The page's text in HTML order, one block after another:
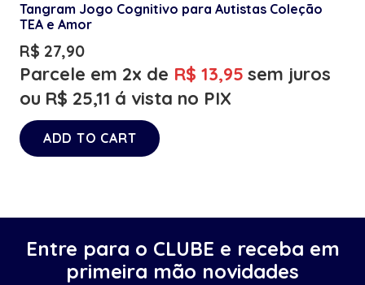
Tangram Jogo Cognitivo para Autistas Coleção
TEA e Amor
R$ 27,90
Parcele em 2x de R$ 13,95 sem juros
ou R$ 25,11 á vista no PIX
ADD TO CART
Entre para o CLUBE e receba em
primeira mão novidades